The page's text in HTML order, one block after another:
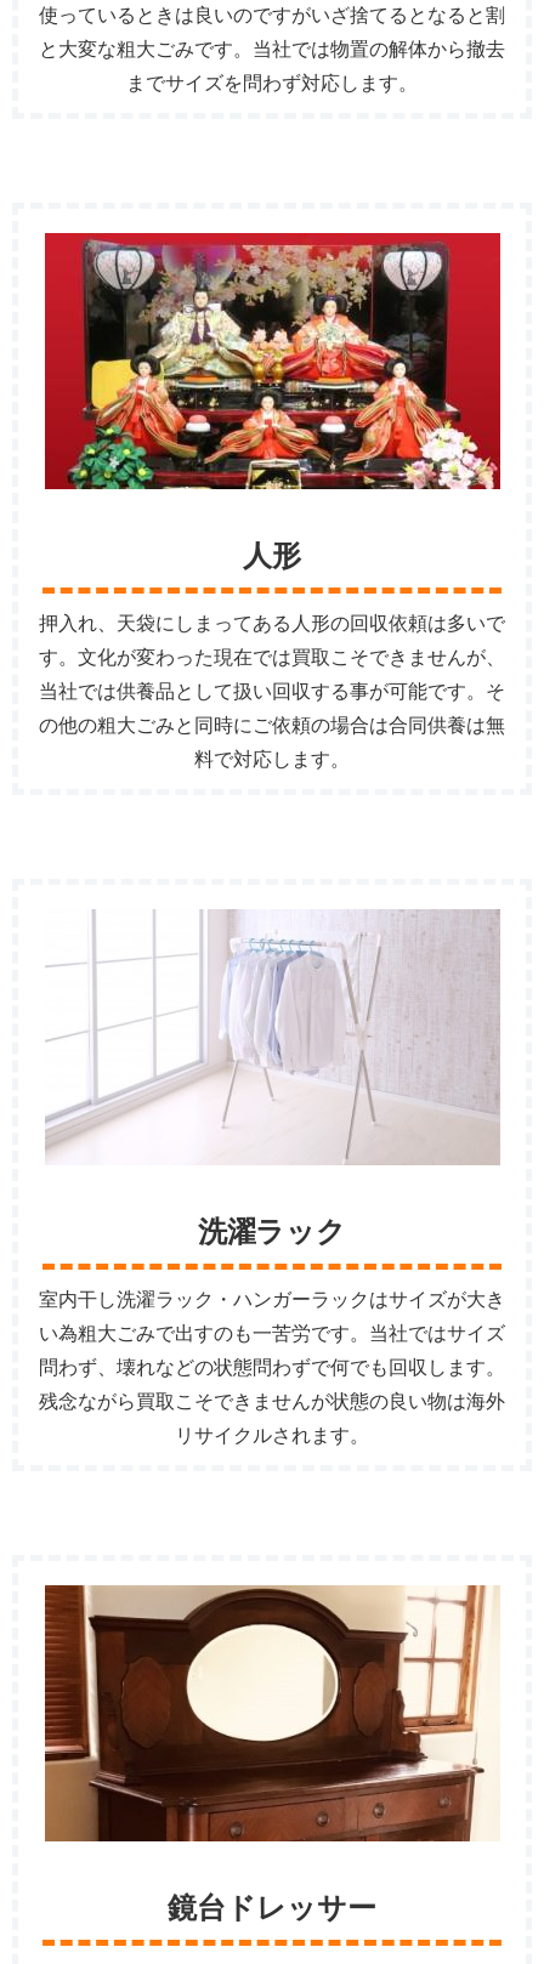
使っているときは良いのですがいざ捨てるとなると割
と大変な粗大ごみです。当社では物置の解体から撤去
までサイズを問わず対応します。
人形
押入れ、天袋にしまってある人形の回収依頼は多いで
す。文化が変わった現在では買取こそできませんが、
当社では供養品として扱い回収する事が可能です。そ
の他の粗大ごみと同時にご依頼の場合は合同供養は無
料で対応します。
洗濯ラック
室内干し洗濯ラック・ハンガーラックはサイズが大き
い為粗大ごみで出すのも一苦労です。当社ではサイズ
問わず、壊れなどの状態問わずで何でも回収します。
残念ながら買取こそできませんが状態の良い物は海外
リサイクルされます。
鏡台ドレッサー